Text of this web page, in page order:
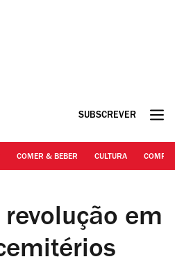
SUBSCREVER
COMER & BEBER CULTURA
em